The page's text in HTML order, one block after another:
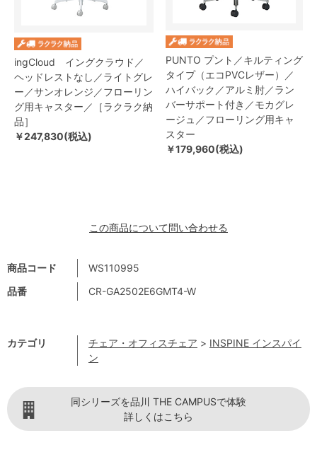
商品コード
WS110995
品番
CR-GA2502E6GMT4-W
カテゴリ チェア・オフィスチェア > INSPINE インスパイ
ン
ingCloud イングクラウド／
ヘッドレストなし／ライトグレ
ー／サンオレンジ／フローリン
グ用キャスター／［ラクラク納
品］
￥247,830(税込)
PUNTO プント／キルティング
タイプ（エコPVCレザー）／
ハイバック／アルミ肘／ラン
バーサポート付き／モカグレ
ージュ／フローリング用キャ
スター
￥179,960(税込)
この商品について問い合わせる
同シリーズを品川 THE CAMPUSで体験
詳しくはこちら